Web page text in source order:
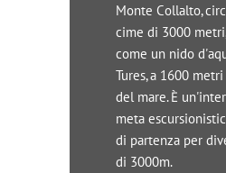
Monte Collalto,
cime di 3000
come un nido
Tures, a 1600
del mare. È
meta
di partenza per
di 3000m.